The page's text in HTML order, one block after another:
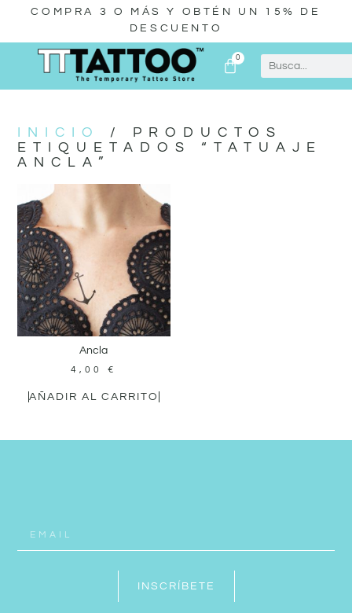
COMPRA 3 O MÁS Y OBTÉN UN 15% DE
DESCUENTO
0
INICIO
/ PRODUCTOS
ETIQUETADOS “TATUAJE
ANCLA”
Ancla
4,00€
AÑADIR AL CARRITO
INSCRÍBETE